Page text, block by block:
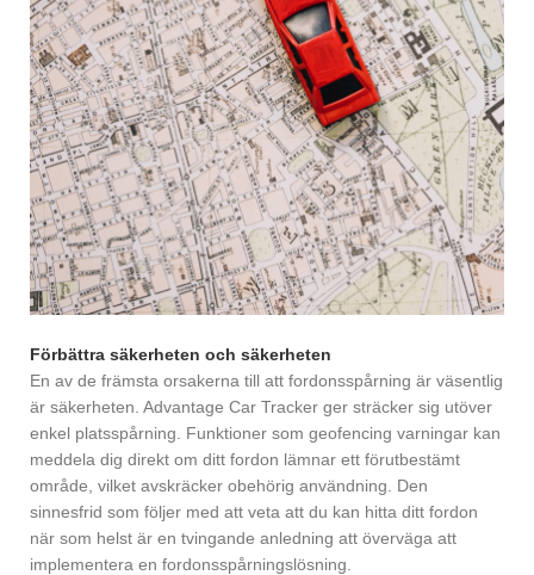
Förbättra säkerheten och säkerheten
En av de främsta orsakerna till att fordonsspårning är väsentlig
är säkerheten. Advantage Car Tracker ger sträcker sig utöver
enkel platsspårning. Funktioner som geofencing varningar kan
meddela dig direkt om ditt fordon lämnar ett förutbestämt
område, vilket avskräcker obehörig användning. Den
sinnesfrid som följer med att veta att du kan hitta ditt fordon
när som helst är en tvingande anledning att överväga att
implementera en fordonsspårningslösning.